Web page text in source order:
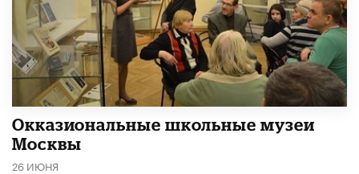
​Окказиональные школьные музеи
Москвы
26 ИЮНЯ